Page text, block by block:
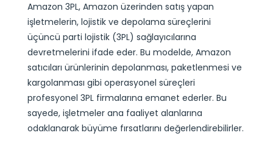
Amazon 3PL, Amazon üzerinden satış yapan
işletmelerin, lojistik ve depolama süreçlerini
üçüncü parti lojistik (3PL) sağlayıcılarına
devretmelerini ifade eder. Bu modelde, Amazon
satıcıları ürünlerinin depolanması, paketlenmesi ve
kargolanması gibi operasyonel süreçleri
profesyonel 3PL firmalarına emanet ederler. Bu
sayede, işletmeler ana faaliyet alanlarına
odaklanarak büyüme fırsatlarını değerlendirebilirler.